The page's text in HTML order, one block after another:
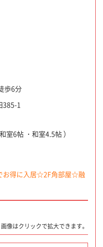
歩6分
385-1
室6帖 ・和室4.5帖 ）
お得に入居☆2F角部屋☆融
画像はクリックで拡大できます。